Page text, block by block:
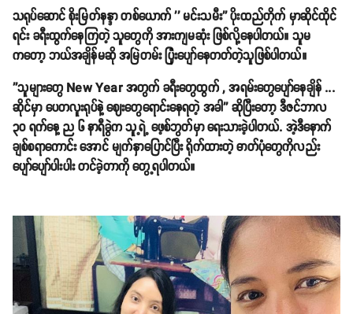
သရုပ်ဆောင် စိုးမြတ်နန္ဒာ တစ်ယောက် '' မင်းသမီး'' ပိုးထည်တိုက် မှာဆိုင်ထိုင်
ရင်း ခရီးထွက်နေကြတဲ့ သူတွေကို အားကျမဆုံး ဖြစ်လို့နေပါတယ်။ သူမ
ကတော့ ဘယ်အချိန်မဆို အမြဲတမ်း ပြုံးပျော်နေတတ်တဲ့သူဖြစ်ပါတယ်။
''သူများတွေ New Year အတွက် ခရီးတွေထွက် , အရမ်းတွေပျော်နေချိန် ...
ဆိုင်မှာ ပေတလူးရုပ်နဲ့ ဈေးတွေရောင်းနေရတဲ့ အခါ'' ဆိုပြီးတော့ ဒီဇင်ဘာလ
၃၀ ရက်နေ့ ည ၆ နာရီခွဲက သူ့ရဲ့ ဖေ့စ်ဘွတ်မှာ ရေးသားခဲ့ပါတယ်. အဲ့ဒီနောက်
ချစ်စရာကောင်း အောင် မျက်နှာပြောင်ပြီး ရိုက်ထားတဲ့ ဓာတ်ပုံတွေကိုလည်း
ပျော်ပျော်ပါးပါး တင်ခဲ့တာကို တွေ့ရပါတယ်။